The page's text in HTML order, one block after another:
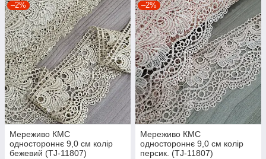
–2%
Мереживо КМС
одностороннє 9,0 см колір
бежевий (TJ-11807)
–2%
Мереживо КМС
одностороннє 9,0 см колір
персик. (TJ-11807)